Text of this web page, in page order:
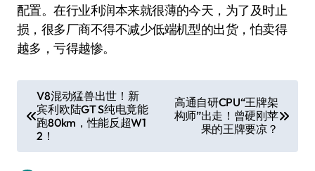
配置。在行业利润本来就很薄的今天，为了及时止
损，很多厂商不得不减少低端机型的出货，怕卖得
越多，亏得越惨。
章
V8混动猛兽出世！新
宾利欧陆GT S纯电竟能
跑80km，性能反超W1
2！
高通自研CPU“王牌架
构师”出走！曾硬刚苹
果的王牌要凉？